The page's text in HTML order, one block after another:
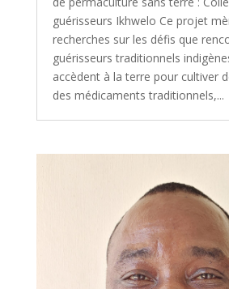
guérisseurs Ikhwelo Ce projet
recherches sur les défis que
guérisseurs traditionnels
accèdent à la terre pour cultiver
des médicaments traditionnels,...